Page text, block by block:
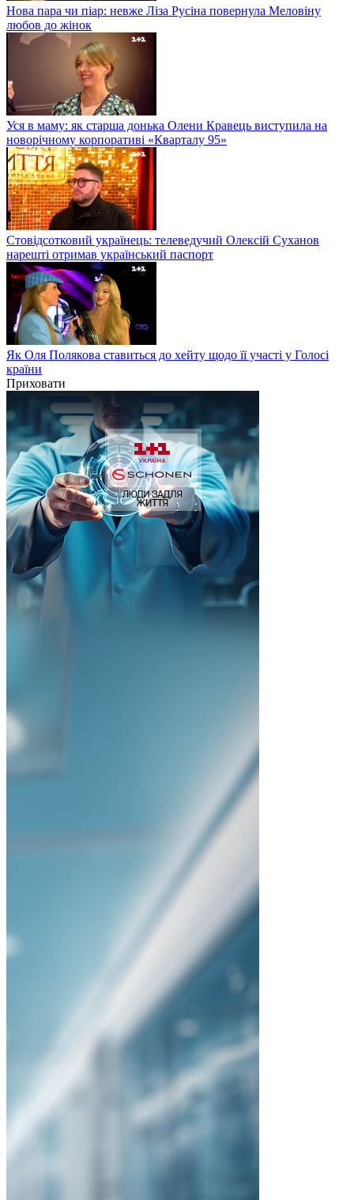
Нова пара чи піар: невже Ліза Русіна повернула Меловіну
любов до жінок
Уся в маму: як старша донька Олени Кравець виступила на
новорічному корпоративі «Кварталу 95»
Стовідсотковий українець: телеведучий Олексій Суханов
нарешті отримав український паспорт
Як Оля Полякова ставиться до хейту щодо її участі у Голосі
країни
Приховати